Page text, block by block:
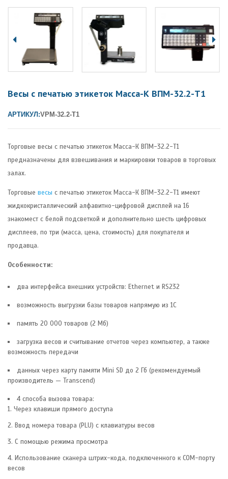
Весы с печатью этикеток Масса-К ВПМ-32.2-Т1
АРТИКУЛ:VPM-32.2-T1
Торговые весы с печатью этикеток Масса-К ВПМ-32.2-Т1
предназначены для взвешивания и маркировки товаров в торговых
залах.
Торговые весы с печатью этикеток Масса-К ВПМ-32.2-Т1 имеют
жидкокристаллический алфавитно-цифровой дисплей на 16
знакомест с белой подсветкой и дополнительно шесть цифровых
дисплеев, по три (масса, цена, стоимость) для покупателя и
продавца.
Особенности:
два интерфейса внешних устройств: Ethernet и RS232
возможность выгрузки базы товаров напрямую из 1С
память 20 000 товаров (2 Мб)
загрузка весов и считывание отчетов через компьютер, а также
возможность передачи
данных через карту памяти Mini SD до 2 Гб (рекомендуемый
производитель — Transcend)
4 способа вызова товара:
1. Через клавиши прямого доступа
2. Ввод номера товара (PLU) с клавиатуры весов
3. С помощью режима просмотра
4. Использование сканера штрих-кода, подключенного к COM-порту
весов